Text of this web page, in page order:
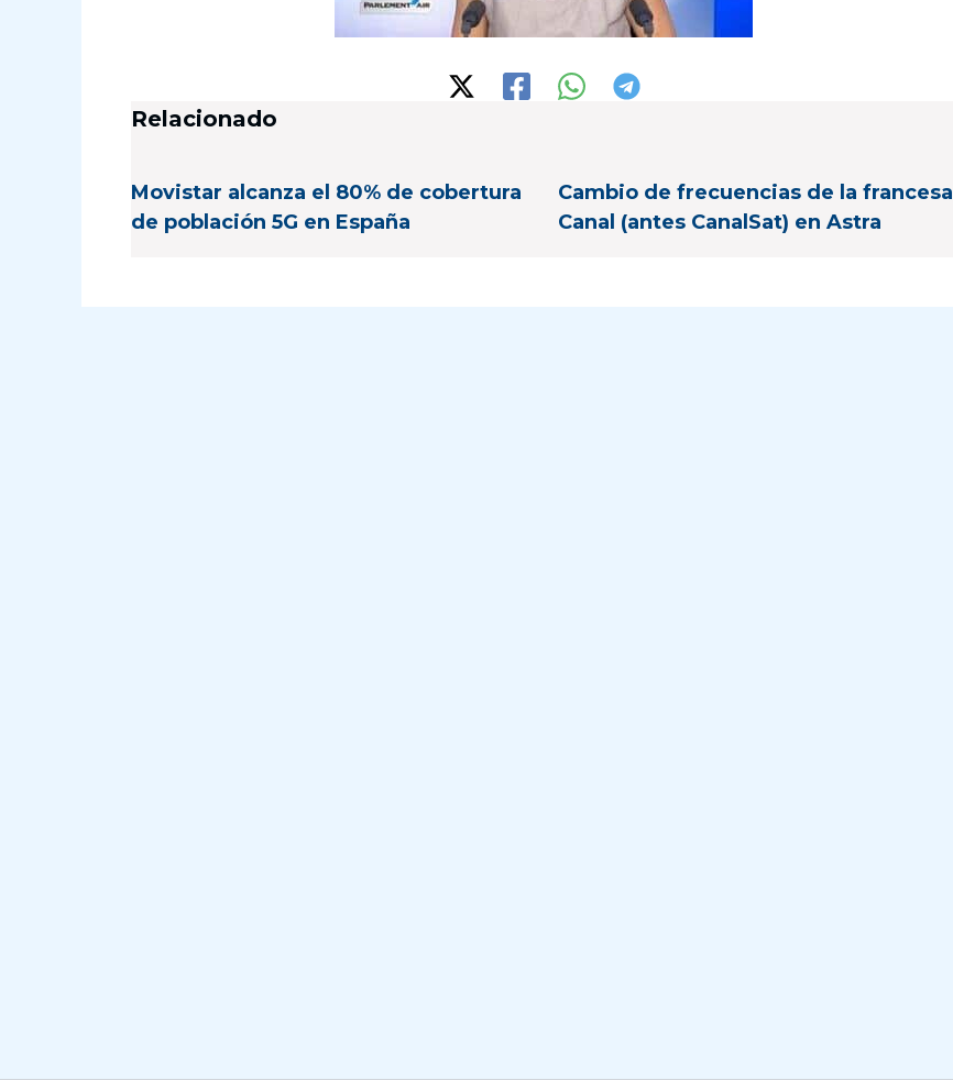
Relacionado
Movistar alcanza el 80% de cobertura
de población 5G en España
Cambio de frecuencias de la francesa
Canal (antes CanalSat) en Astra